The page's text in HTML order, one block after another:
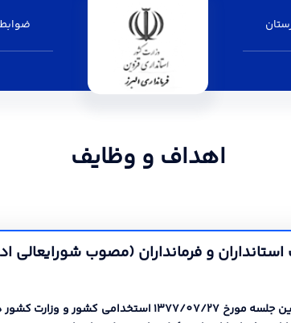
اهداف و وظایف
و فرمانداران (مصوب شورایعالی اداري